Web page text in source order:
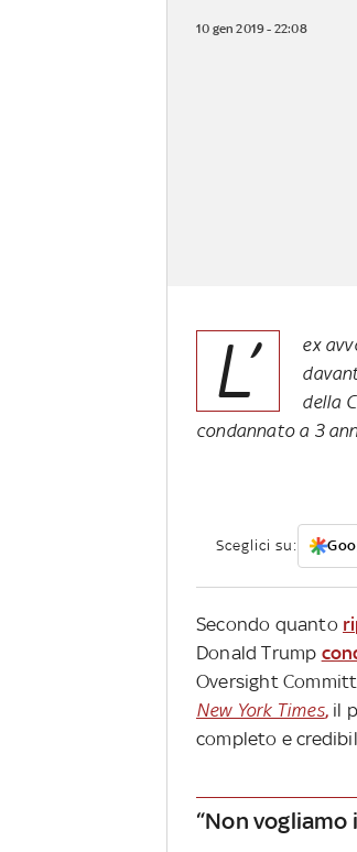
10 gen 2019 - 22:08
L’
ex
della
condannato a 3
Sceglici su:
Secondo quanto
Donald Trump
Oversight
New York Times, il
completo e
“Non